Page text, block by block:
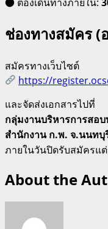
ช่องทางสมัคร (
สมัครทางเว็บไซต์
https://
และจัดส่งเอกสารไปที่
กลุ่มงานบริหารการสอ
สำนักงาน ก.พ. จ.นนทบุ
ภายในวันปิดรับสมัครแต่
About the